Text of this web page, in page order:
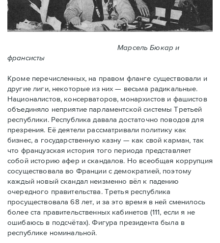
Марсель Бюкар и
франсисты
Кроме перечисленных, на правом фланге существовали и
другие лиги, некоторые из них — весьма радикальные.
Националистов, консерваторов, монархистов и фашистов
объединяло неприятие парламентской системы Третьей
республики. Республика давала достаточно поводов для
презрения. Её деятели рассматривали политику как
бизнес, а государственную казну — как свой карман, так
что французская история того периода представляет
собой историю афер и скандалов. Но всеобщая коррупция
сосуществовала во Франции с демократией, поэтому
каждый новый скандал неизменно вёл к падению
очередного правительства. Третья республика
просуществовала 68 лет, и за это время в ней сменилось
более ста правительственных кабинетов (111, если я не
ошибаюсь в подсчётах). Фигура президента была в
республике номинальной.